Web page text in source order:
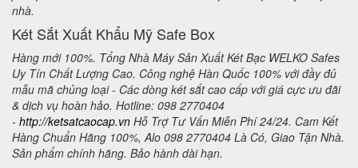
nhà.
Két Sắt Xuất Khẩu Mỹ Safe Box
Hàng mới 100%. Tổng Nhà Máy Sản Xuất Két Bạc WELKO Safes
Uy Tín Chất Lượng Cao. Công nghệ Hàn Quốc 100% với đầy đủ
mẫu mã chủng loại - Các dòng két sắt cao cấp với giá cực ưu đãi
& dịch vụ hoàn hảo. Hotline: 098 2770404
- http://ketsatcaocap.vn Hỗ Trợ Tư Vấn Miễn Phí 24/24. Cam Kết
Hàng Chuẩn Hãng 100%, Alo 098 2770404 Là Có, Giao Tận Nhà.
Sản phẩm chính hãng. Bảo hành dài hạn.